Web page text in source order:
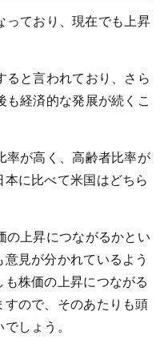
っており、現在でも上昇
ると言われており、さら
経済的な発展が続くこ
率が高く、高齢者比率が
に比べて米国はどちら
の上昇につながるかとい
見が分かれているよう
株価の上昇につながる
ので、そのあたりも頭
しょう。